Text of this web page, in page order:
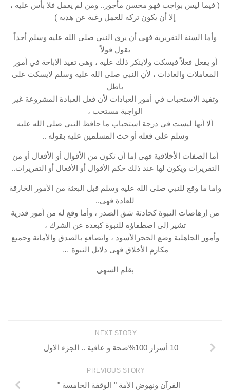
( فيما ليس بواجب فهو محسن مأجور.. ومن لم يعمل فلا بأس عليه ،
إلا أن يكون تركه للعمل رغبة عن هديه )
وأما السنة التقريرية فهى أن يرى النبي صلى الله عليه وسلم أحداً
يقول قولاً
أو يفعل فعلاً فيسكت ولاينكر ذلك عليه ، وهى تفيد الإباحة في أمور
المعاملات والعادات ، لأن النبي صلى الله عليه وسلم لايسكت على
باطل
وتفيد الاستحباب في أمور العبادات لأن فعل العبادة المشروعة غير
الواجبة مستحب ،
ألا أنها ليست في درجة استحباب ما حافظ النبي صلى الله عليه
وسلم على فعله أو حث المسلمين عليه بقوله ..
أما الصفات الأخلاقية فهى إما أن تكون من الأقوال أو الأفعال أو من
التقريرات ويكون لها عند ذلك حكم الأقوال أو الأفعال أو التقريرات..
واما ما وقع للنبي صلى الله عليه وسلم قبل البعثة من الأمور الخارقة
للعادة فهى..
من إرهاصات النبوة كحادثة شق الصدر ، وأما وقع له من أمور قدرية
تشير إلى اصطفاؤه للنبوة كبعده عن الشرك ،
وأمور الجاهلية وضع الحجرالأسود ، واتصافهِ بالصدق والأمانة وجميع
مكارم الأخلاق فهى دلائل النبوة …
بقلم السهى
NEXT STORY
10 أسرار 100%صحة و عافية .. الجزء الاول
PREVIOUS STORY
القرآن ونهوض الأمة " الوقفة الخامسة "